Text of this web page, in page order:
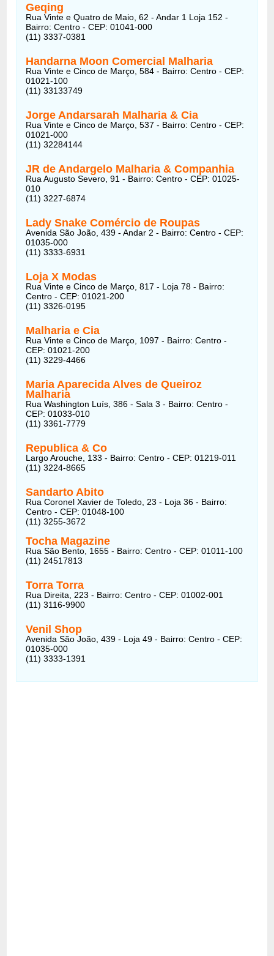
Geqing
Rua Vinte e Quatro de Maio, 62 - Andar 1 Loja 152 -
Bairro: Centro - CEP: 01041-000
(11) 3337-0381
Handarna Moon Comercial Malharia
Rua Vinte e Cinco de Março, 584 - Bairro: Centro - CEP:
01021-100
(11) 33133749
Jorge Andarsarah Malharia & Cia
Rua Vinte e Cinco de Março, 537 - Bairro: Centro - CEP:
01021-000
(11) 32284144
JR de Andargelo Malharia & Companhia
Rua Augusto Severo, 91 - Bairro: Centro - CEP: 01025-
010
(11) 3227-6874
Lady Snake Comércio de Roupas
Avenida São João, 439 - Andar 2 - Bairro: Centro - CEP:
01035-000
(11) 3333-6931
Loja X Modas
Rua Vinte e Cinco de Março, 817 - Loja 78 - Bairro:
Centro - CEP: 01021-200
(11) 3326-0195
Malharia e Cia
Rua Vinte e Cinco de Março, 1097 - Bairro: Centro -
CEP: 01021-200
(11) 3229-4466
Maria Aparecida Alves de Queiroz
Malharia
Rua Washington Luís, 386 - Sala 3 - Bairro: Centro -
CEP: 01033-010
(11) 3361-7779
Republica & Co
Largo Arouche, 133 - Bairro: Centro - CEP: 01219-011
(11) 3224-8665
Sandarto Abito
Rua Coronel Xavier de Toledo, 23 - Loja 36 - Bairro:
Centro - CEP: 01048-100
(11) 3255-3672
Tocha Magazine
Rua São Bento, 1655 - Bairro: Centro - CEP: 01011-100
(11) 24517813
Torra Torra
Rua Direita, 223 - Bairro: Centro - CEP: 01002-001
(11) 3116-9900
Venil Shop
Avenida São João, 439 - Loja 49 - Bairro: Centro - CEP:
01035-000
(11) 3333-1391